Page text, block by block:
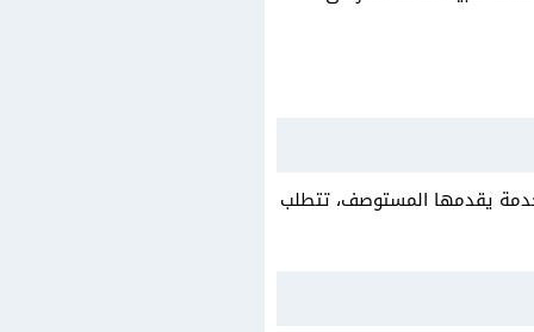
يقدمها المستوصف، تتطلب